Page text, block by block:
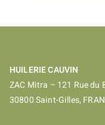
HUILERIE CAUVIN
ZAC Mitra – 121 Rue du
30800 Saint-Gilles,